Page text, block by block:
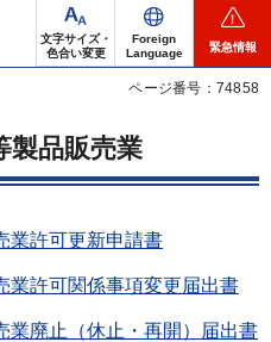
文字サイズ・
色合い変更
Foreign
Language
緊急情報
ページ番号：74858
製品販売業
業許可更新申請書
業許可関係事項変更届出書
業廃止（休止・再開）届出書